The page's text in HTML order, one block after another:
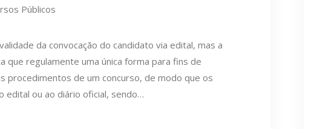
Públicos
da convocação do candidato via edital, mas a
que regulamente uma única forma para fins de
procedimentos de um concurso, de modo que os
edital ou ao diário oficial, sendo…